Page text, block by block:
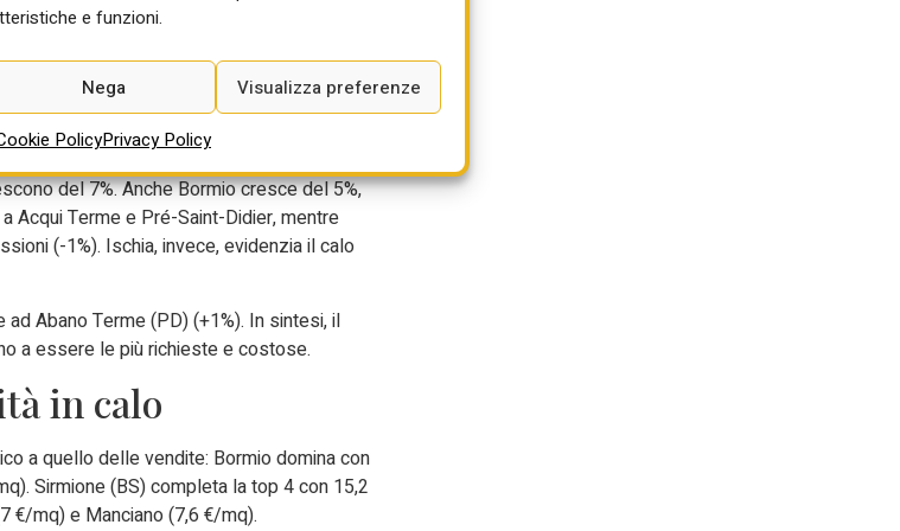
e funzioni.
Nega Visualizza preferenze
PolicyPrivacy Policy
mq, seguita da Pré-Saint-Didier (AO, 5.350
(FR, 805 €/mq), Acqui Terme (AL, 857
(BG) registrano aumenti record del
del 7%. Anche Bormio cresce del 5%,
Acqui Terme e Pré-Saint-Didier, mentre
(-1%). Ischia, invece, evidenzia il calo
Abano Terme (PD) (+1%). In sintesi, il
a essere le più richieste e costose.
in calo
a quello delle vendite: Bormio domina con
Sirmione (BS) completa la top 4 con 15,2
€/mq) e Manciano (7,6 €/mq).